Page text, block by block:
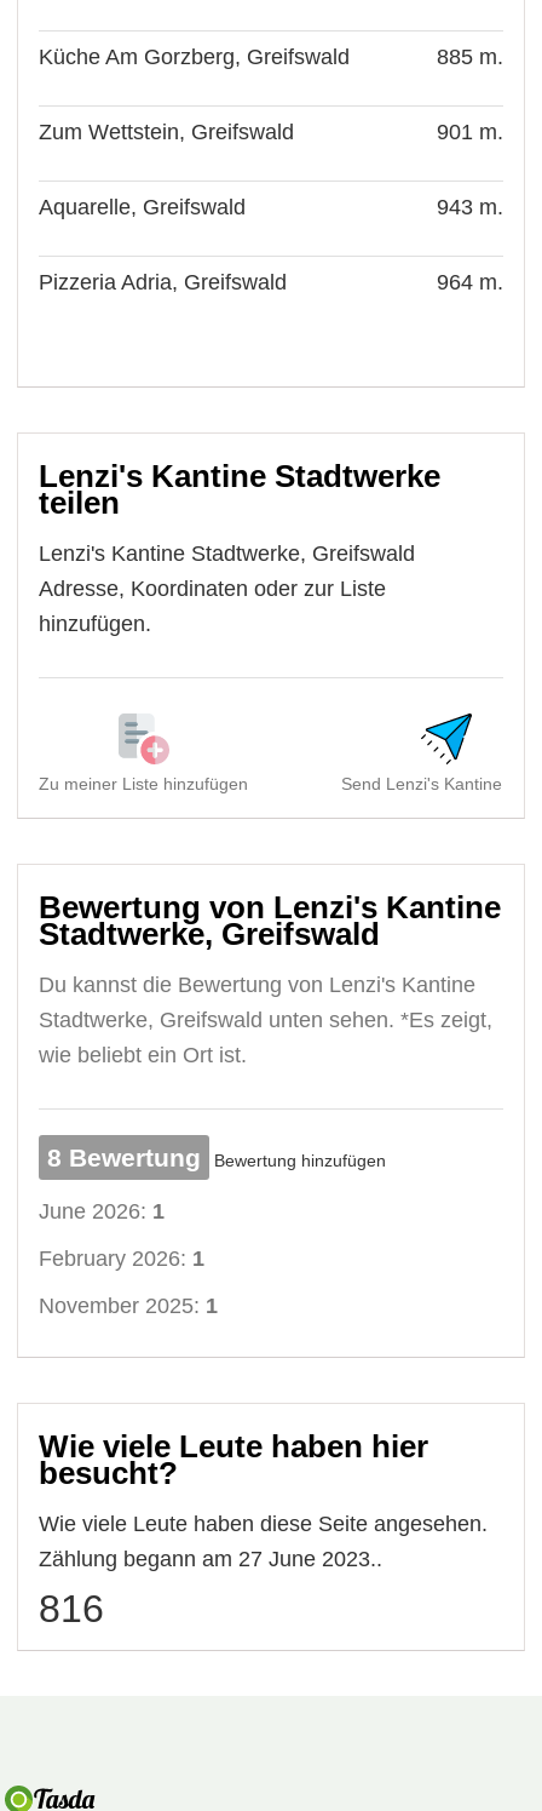
Küche Am Gorzberg, Greifswald 885 m.
Zum Wettstein, Greifswald 901 m.
Aquarelle, Greifswald 943 m.
Pizzeria Adria, Greifswald 964 m.
Lenzi's Kantine Stadtwerke
teilen
Lenzi's Kantine Stadtwerke, Greifswald
Adresse, Koordinaten oder zur Liste
hinzufügen.
Zu meiner Liste hinzufügen Send Lenzi's Kantine
Bewertung von Lenzi's Kantine
Stadtwerke, Greifswald
Du kannst die Bewertung von Lenzi's Kantine
Stadtwerke, Greifswald unten sehen. *Es zeigt,
wie beliebt ein Ort ist.
8 Bewertung Bewertung hinzufügen
June 2026: 1
February 2026: 1
November 2025: 1
Wie viele Leute haben hier
besucht?
Wie viele Leute haben diese Seite angesehen.
Zählung begann am 27 June 2023..
816